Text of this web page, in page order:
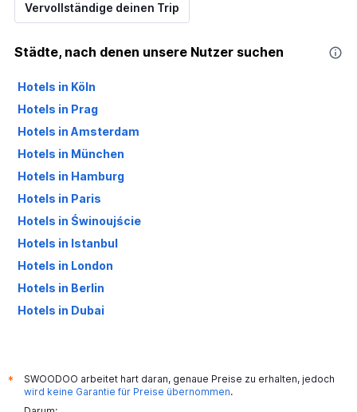
Vervollständige deinen Trip
Städte, nach denen unsere Nutzer suchen
Hotels in Köln
Hotels in Prag
Hotels in Amsterdam
Hotels in München
Hotels in Hamburg
Hotels in Paris
Hotels in Świnoujście
Hotels in Istanbul
Hotels in London
Hotels in Berlin
Hotels in Dubai
*
SWOODOO arbeitet hart daran, genaue Preise zu erhalten, jedoch
wird keine Garantie für Preise übernommen.